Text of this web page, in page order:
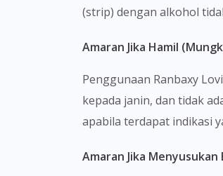
(strip) dengan alkohol
Amaran Jika Hamil
Penggunaan Ranbaxy
kepada janin, dan tidak
apabila terdapat indikasi
Amaran Jika